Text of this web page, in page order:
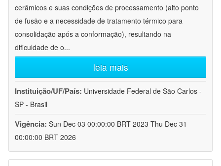
cerâmicos e suas condições de processamento (alto ponto
de fusão e a necessidade de tratamento térmico para
consolidação após a conformação), resultando na
dificuldade de o...
leia mais
Instituição/UF/País: Universidade Federal de São Carlos -
SP - Brasil
Vigência: Sun Dec 03 00:00:00 BRT 2023-Thu Dec 31
00:00:00 BRT 2026